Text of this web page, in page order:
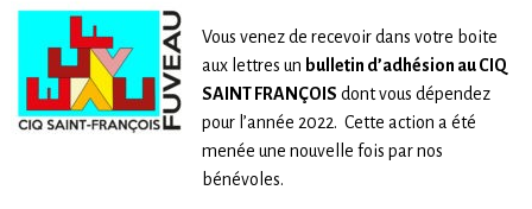
Vous venez de recevoir dans votre boite
aux lettres un bulletin d’adhésion au CIQ
SAINT FRANÇOIS dont vous dépendez
pour l’année 2022. Cette action a été
menée une nouvelle fois par nos
bénévoles.